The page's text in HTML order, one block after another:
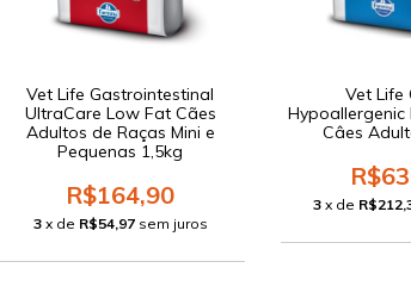
Vet Life Gastrointestinal
UltraCare Low Fat Cães
Adultos de Raças Mini e
Pequenas 1,5kg
R$164,90
3 x de R$54,97 sem juros
Vet Life
Câes
3 x de